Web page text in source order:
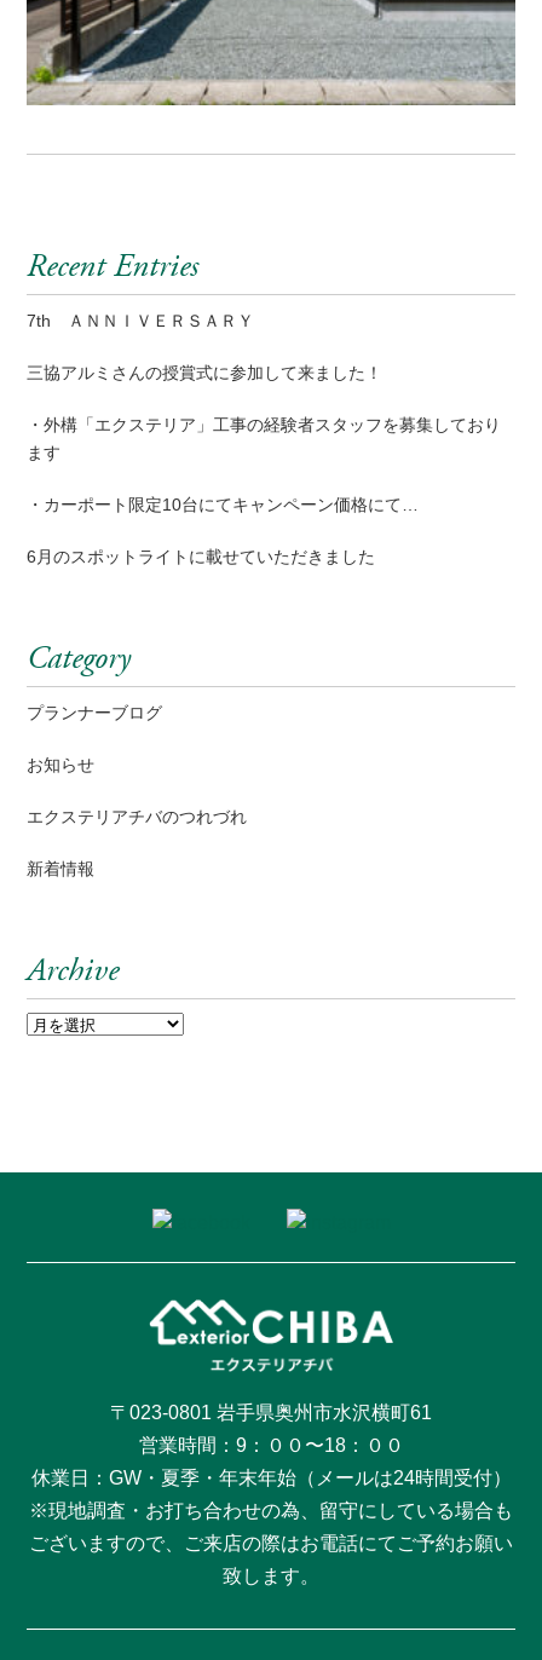
Recent Entries
7th ＡＮＮＩＶＥＲＳＡＲＹ
三協アルミさんの授賞式に参加して来ました！
・外構「エクステリア」工事の経験者スタッフを募集しており
ます
・カーポート限定10台にてキャンペーン価格にて…
6月のスポットライトに載せていただきました
Category
プランナーブログ
お知らせ
エクステリアチバのつれづれ
新着情報
Archive
〒023-0801 岩手県奥州市水沢横町61
営業時間：9：００〜18：００
休業日：GW・夏季・年末年始（メールは24時間受付）
※現地調査・お打ち合わせの為、留守にしている場合も
ございますので、ご来店の際はお電話にてご予約お願い
致します。